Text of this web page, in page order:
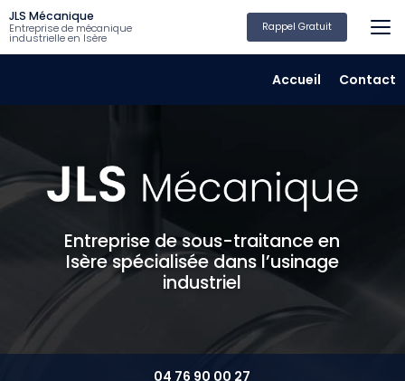
Aller
au
contenu
principal
Accueil
Contact
JLS Mécanique
Entreprise de mécanique
industrielle en Isère
Rappel Gratuit
Entreprise de sous-traitance en
Isère spécialisée dans l’usinage
industriel
04 76 90 00 27